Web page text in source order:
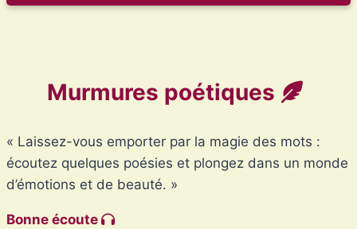
Murmures poétiques
« Laissez-vous emporter par la magie des mots :
écoutez quelques poésies et plongez dans un monde
d’émotions et de beauté. »
Bonne écoute